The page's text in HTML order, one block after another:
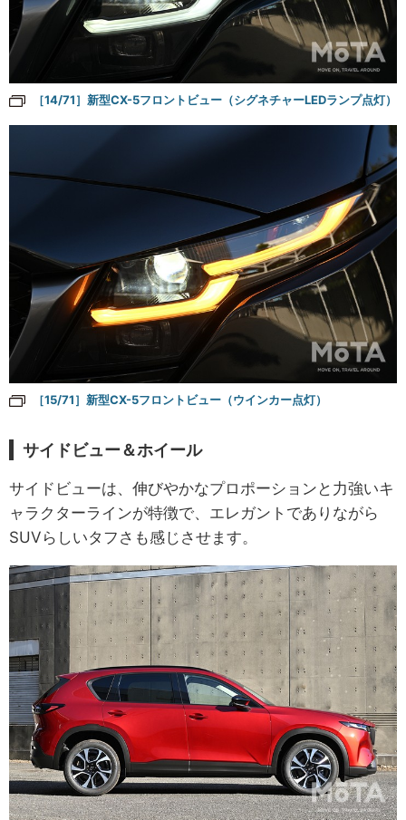
［14/71］新型CX-5フロントビュー（シグネチャーLEDランプ点灯）
［15/71］新型CX-5フロントビュー（ウインカー点灯）
サイドビュー＆ホイール
サイドビューは、伸びやかなプロポーションと力強いキ
ャラクターラインが特徴で、エレガントでありながら
SUVらしいタフさも感じさせます。